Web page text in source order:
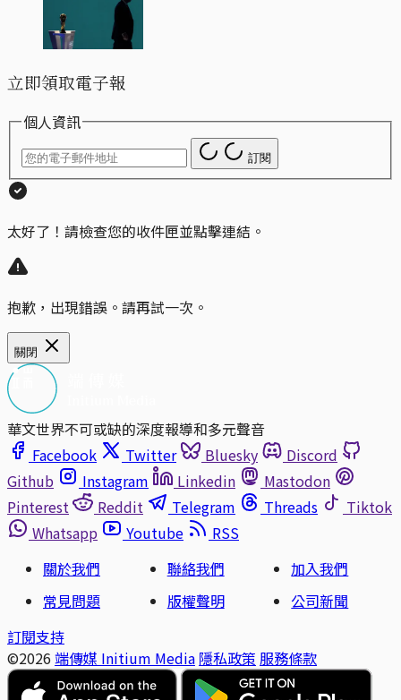
立即領取電子報
個人資訊
訂閱
太好了！請檢查您的收件匣並點擊連結。
抱歉，出現錯誤。請再試一次。
關閉
華文世界不可或缺的深度報導和多元聲音
Facebook
Twitter Bluesky
Discord
Github
Instagram Linkedin
Mastodon
Pinterest
Reddit Telegram Threads
Tiktok
Whatsapp
Youtube
RSS
關於我們
聯絡我們
加入我們
常見問題
版權聲明
公司新聞
訂閱支持
©2026 端傳媒 Initium Media 隱私政策 服務條款